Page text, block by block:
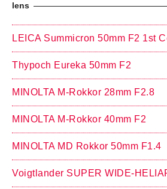
lens
LEICA Summicron 50mm F2 1st
Thypoch Eureka 50mm F2
MINOLTA M-Rokkor 28mm F2.8
MINOLTA M-Rokkor 40mm F2
MINOLTA MD Rokkor 50mm F1.4
Voigtlander SUPER WIDE-